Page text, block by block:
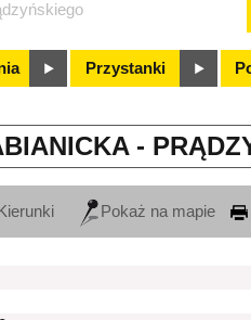
Przystanki
-
Kierunki Pokaż na mapie